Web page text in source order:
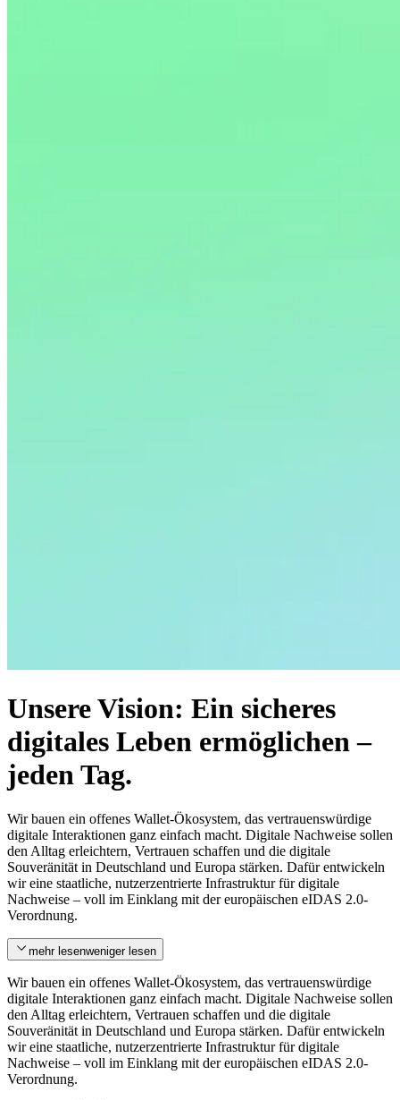
Unsere Vision: Ein sicheres
digitales Leben ermöglichen –
jeden Tag.
Wir bauen ein offenes Wallet-Ökosystem, das vertrauenswürdige
digitale Interaktionen ganz einfach macht. Digitale Nachweise sollen
den Alltag erleichtern, Vertrauen schaffen und die digitale
Souveränität in Deutschland und Europa stärken. Dafür entwickeln
wir eine staatliche, nutzerzentrierte Infrastruktur für digitale
Nachweise – voll im Einklang mit der europäischen eIDAS 2.0-
Verordnung.
mehr lesenweniger lesen
Wir bauen ein offenes Wallet-Ökosystem, das vertrauenswürdige
digitale Interaktionen ganz einfach macht. Digitale Nachweise sollen
den Alltag erleichtern, Vertrauen schaffen und die digitale
Souveränität in Deutschland und Europa stärken. Dafür entwickeln
wir eine staatliche, nutzerzentrierte Infrastruktur für digitale
Nachweise – voll im Einklang mit der europäischen eIDAS 2.0-
Verordnung.